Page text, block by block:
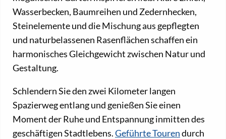
Wasserbecken, Baumreihen und Zedernhecken,
Steinelemente und die Mischung aus gepflegten
und naturbelassenen Rasenflächen schaffen ein
harmonisches Gleichgewicht zwischen Natur und
Gestaltung.
Schlendern Sie den zwei Kilometer langen
Spazierweg entlang und genießen Sie einen
Moment der Ruhe und Entspannung inmitten des
geschäftigen Stadtlebens.Geführte Tourendurch